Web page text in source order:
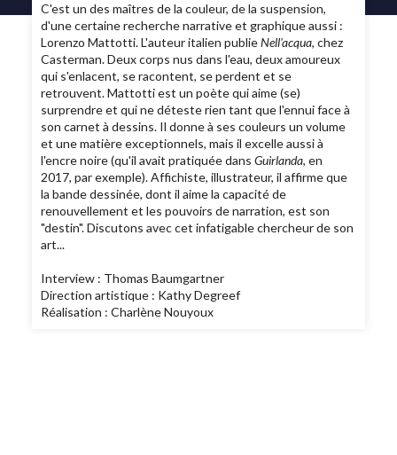
C'est un des maîtres de la couleur, de la suspension,
d'une certaine recherche narrative et graphique aussi :
Lorenzo Mattotti. L'auteur italien publieNell'acqua, chez
Casterman. Deux corps nus dans l'eau, deux amoureux
qui s'enlacent, se racontent, se perdent et se
retrouvent. Mattotti est un poète qui aime (se)
surprendre et qui ne déteste rien tant que l'ennui face à
son carnet à dessins. Il donne à ses couleurs un volume
et une matière exceptionnels, mais il excelle aussi à
l'encre noire (qu'il avait pratiquée dansGuirlanda, en
2017, par exemple). Affichiste, illustrateur, il affirme que
la bande dessinée, dont il aime la capacité de
renouvellement et les pouvoirs de narration, est son
"destin". Discutons avec cet infatigable chercheur de son
art...
Interview : Thomas Baumgartner
Direction artistique : Kathy Degreef
Réalisation : Charlène Nouyoux